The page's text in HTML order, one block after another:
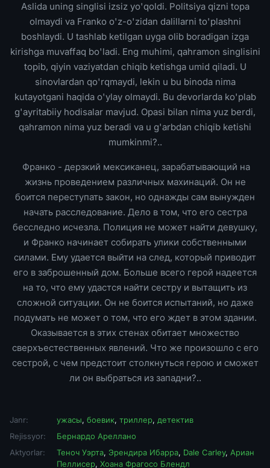
Aslida uning singlisi izsiz yo'qoldi. Politsiya qizni topa
olmaydi va Franko o'z-o'zidan dalillarni to'plashni
boshlaydi. U tashlab ketilgan uyga olib boradigan izga
kirishga muvaffaq bo'ladi. Eng muhimi, qahramon singlisini
topib, qiyin vaziyatdan chiqib ketishga umid qiladi. U
sinovlardan qo'rqmaydi, lekin u bu binoda nima
kutayotgani haqida o'ylay olmaydi. Bu devorlarda ko'plab
g'ayritabiiy hodisalar mavjud. Opasi bilan nima yuz berdi,
qahramon nima yuz beradi va u g'arbdan chiqib ketishi
mumkinmi?..
Франко - дерзкий мексиканец, зарабатывающий на
жизнь проведением различных махинаций. Он не
боится переступать закон, но однажды сам вынужден
начать расследование. Дело в том, что его сестра
бесследно исчезла. Полиция не может найти девушку,
и Франко начинает собирать улики собственными
силами. Ему удается выйти на след, который приводит
его в заброшенный дом. Больше всего герой надеется
на то, что ему удастся найти сестру и вытащить из
сложной ситуации. Он не боится испытаний, но даже
подумать не может о том, что его ждет в этом здании.
Оказывается в этих стенах обитает множество
сверхъестественных явлений. Что же произошло с его
сестрой, с чем предстоит столкнуться герою и сможет
ли он выбраться из западни?..
Janr: ужасы, боевик, триллер, детектив
Rejissyor:
Бернардо Ареллано
Aktyorlar:
Теноч Уэрта, Эрендира Ибарра, Dale Carley, Ариан
Пеллисер, Хоана Фрагосо Блендл